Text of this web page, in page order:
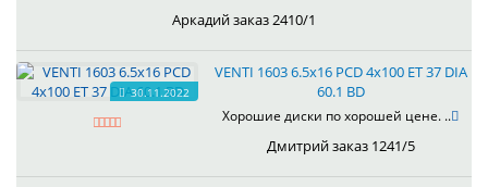
Аркадий заказ 2410/1
30.11.2022
VENTI 1603 6.5x16 PCD 4x100 ET 37 DIA
60.1 BD
Хорошие диски по хорошей цене. ..
Дмитрий заказ 1241/5